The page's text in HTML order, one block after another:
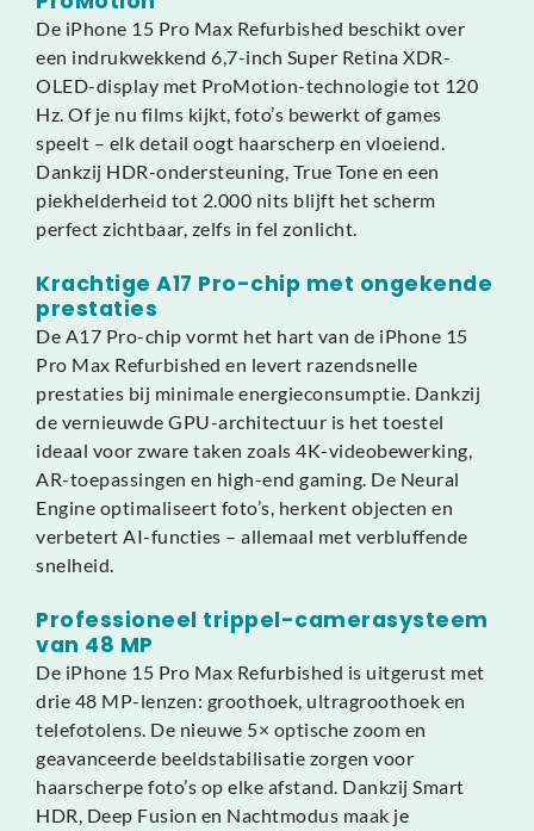
De iPhone 15 Pro Max Refurbished beschikt over
een indrukwekkend 6,7-inch Super Retina XDR-
OLED-display met ProMotion-technologie tot 120
Hz. Of je nu films kijkt, foto’s bewerkt of games
speelt – elk detail oogt haarscherp en vloeiend.
Dankzij HDR-ondersteuning, True Tone en een
piekhelderheid tot 2.000 nits blijft het scherm
perfect zichtbaar, zelfs in fel zonlicht.
Krachtige A17 Pro-chip met ongekende
prestaties
De A17 Pro-chip vormt het hart van de iPhone 15
Pro Max Refurbished en levert razendsnelle
prestaties bij minimale energieconsumptie. Dankzij
de vernieuwde GPU-architectuur is het toestel
ideaal voor zware taken zoals 4K-videobewerking,
AR-toepassingen en high-end gaming. De Neural
Engine optimaliseert foto’s, herkent objecten en
verbetert AI-functies – allemaal met verbluffende
snelheid.
Professioneel trippel-camerasysteem
van 48 MP
De iPhone 15 Pro Max Refurbished is uitgerust met
drie 48 MP-lenzen: groothoek, ultragroothoek en
telefotolens. De nieuwe 5× optische zoom en
geavanceerde beeldstabilisatie zorgen voor
haarscherpe foto’s op elke afstand. Dankzij Smart
HDR, Deep Fusion en Nachtmodus maak je